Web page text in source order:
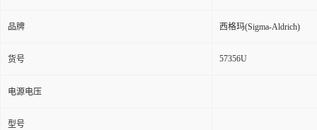
品牌 西格玛(Sigma-Aldrich)
货号 57356U
电源电压
型号